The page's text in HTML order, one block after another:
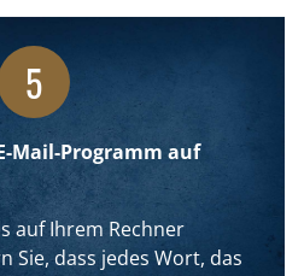
5
Mail-Programm auf
auf Ihrem Rechner
Sie, dass jedes Wort, das